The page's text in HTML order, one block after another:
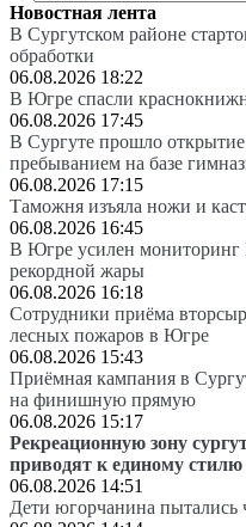
Новостная лента
В Сургутском районе
обработки
06.08.2026 18:22
В Югре спасли
06.08.2026 17:45
В Сургуте прошло
пребыванием на базе
06.08.2026 17:15
Таможня изъяла ножи и
06.08.2026 16:45
В Югре усилен мониторинг
рекордной жары
06.08.2026 16:18
Сотрудники приёма
лесных пожаров в Югре
06.08.2026 15:43
Приёмная кампания в
на финишную прямую
06.08.2026 15:17
Рекреационную зону
приводят к единому стилю
06.08.2026 14:51
Дети югорчанина пытались